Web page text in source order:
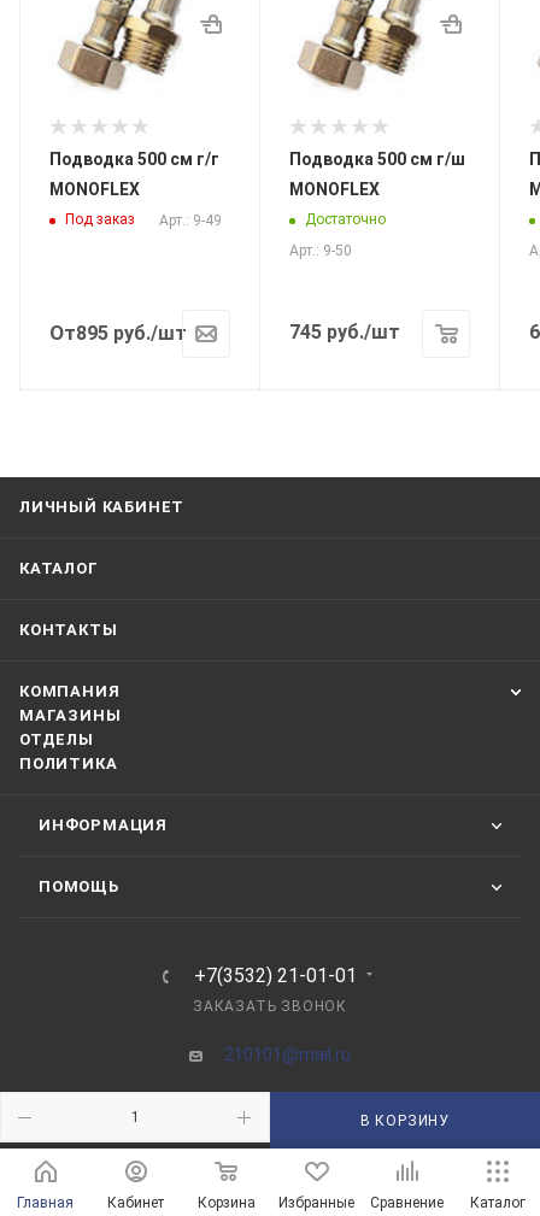
В КОРЗИНУ
Подводка 500 см г/г
MONOFLEX
Под заказ Арт.: 9-49
От895 руб./шт
Подводка 500 см г/ш
MONOFLEX
Достаточно
Арт.: 9-50
745 руб./шт
ЛИЧНЫЙ КАБИНЕТ
КАТАЛОГ
КОНТАКТЫ
КОМПАНИЯ
МАГАЗИНЫ
ОТДЕЛЫ
ПОЛИТИКА
ИНФОРМАЦИЯ
ПОМОЩЬ
+7(3532) 21-01-01
ЗАКАЗАТЬ ЗВОНОК
210101@mail.ru
г. Оренбург, пр-д Автоматики, 8 "А"
Главная Кабинет Корзина Избранные Сравнение Каталог